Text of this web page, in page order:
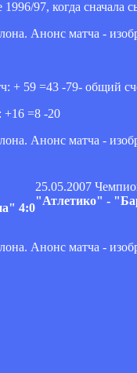
97, когда сначала
+ 59 =43 -79- общий
+16 =8 -20
4:0
25.05.2007
"Атлетико" -